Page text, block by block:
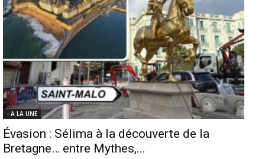
- A LA UNE
Évasion : Sélima à la découverte de la
Bretagne… entre Mythes,...